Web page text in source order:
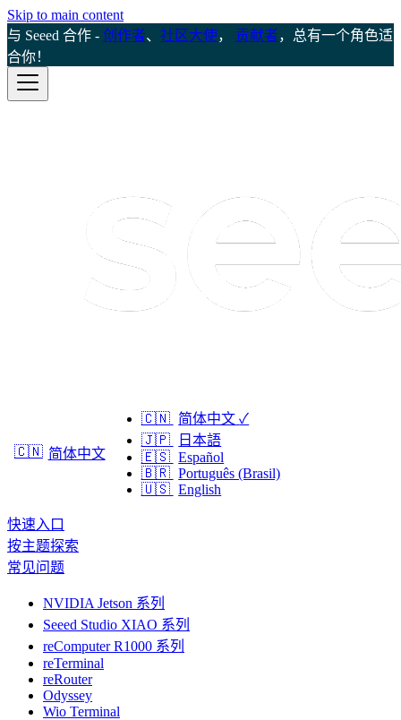
Skip to main content
与 Seeed 合作 - 创作者、 社区大使， 贡献者，总有一个角色适
合你！
🇨🇳 简体中文
🇨🇳 简体中文 ✓
🇯🇵
日本語
🇪🇸 Español
🇧🇷 Português (Brasil)
🇺🇸 English
快速入口
按主题探索
常见问题
NVIDIA Jetson 系列
Seeed Studio XIAO 系列
reComputer R1000 系列
reTerminal
reRouter
Odyssey
Wio Terminal